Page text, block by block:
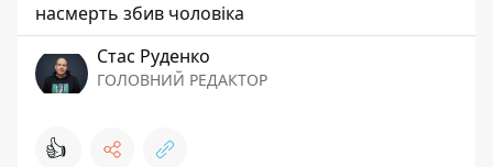
насмерть збив чоловіка
Стас Руденко
ГОЛОВНИЙ РЕДАКТОР
👍